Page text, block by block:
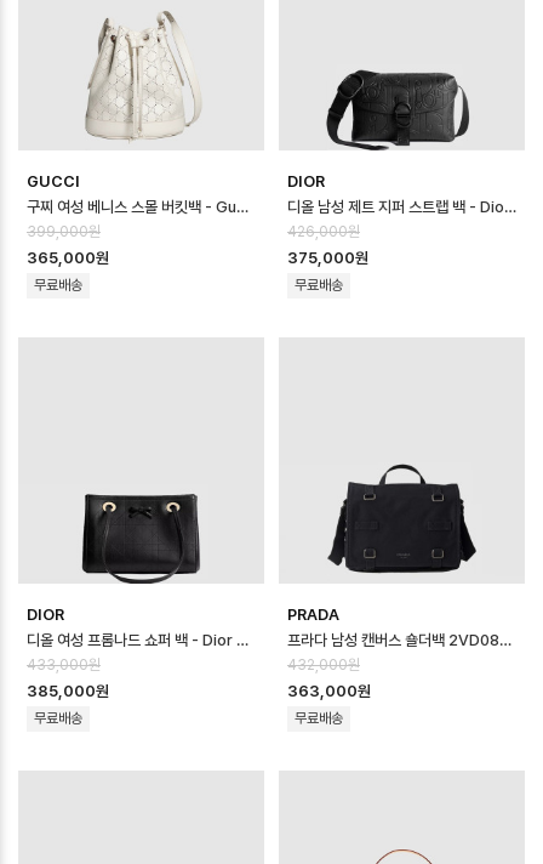
GUCCI
구찌 여성 베니스 스몰 버킷백 - Gucci Womens Venice Small Bucke…
399,000원
365,000원
무료배송
DIOR
디올 남성 제트 지퍼 스트랩 백 - Dior Mens Jet Zipper Strap Bag…
426,000원
375,000원
무료배송
DIOR
디올 여성 프롬나드 쇼퍼 백 - Dior Womens Promenade Shopper Ba…
433,000원
385,000원
무료배송
PRADA
프라다 남성 캔버스 숄더백 2VD085 - Prada Mens Canvas Shoulder…
432,000원
363,000원
무료배송